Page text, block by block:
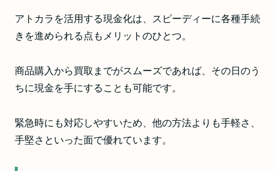
アトカラを活用する現金化は、スピーディーに各種手続
きを進められる点もメリットのひとつ。
商品購入から買取までがスムーズであれば、その日のう
ちに現金を手にすることも可能です。
緊急時にも対応しやすいため、他の方法よりも手軽さ、
手堅さといった面で優れています。